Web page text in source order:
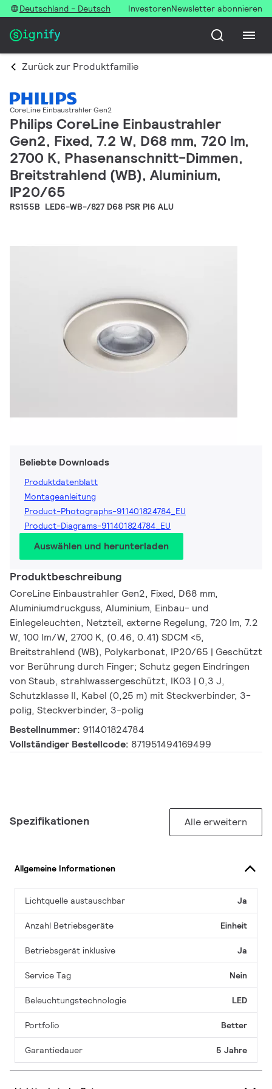
Deutschland - Deutsch InvestorenNewsletter abonnieren
Zurück zur Produktfamilie
CoreLine Einbaustrahler Gen2
Philips CoreLine Einbaustrahler
Gen2, Fixed, 7.2 W, D68 mm, 720 lm,
2700 K, Phasenanschnitt-Dimmen,
Breitstrahlend (WB), Aluminium,
IP20/65
RS155B LED6-WB-/827 D68 PSR PI6 ALU
Beliebte Downloads
Produktdatenblatt
Montageanleitung
Product-Photographs-911401824784_EU
Product-Diagrams-911401824784_EU
Auswählen und herunterladen
Produktbeschreibung
CoreLine Einbaustrahler Gen2, Fixed, D68 mm,
Aluminiumdruckguss, Aluminium, Einbau- und
Einlegeleuchten, Netzteil, externe Regelung, 720 lm, 7.2
W, 100 lm/W, 2700 K, (0.46, 0.41) SDCM <5,
Breitstrahlend (WB), Polykarbonat, IP20/65 | Geschützt
vor Berührung durch Finger; Schutz gegen Eindringen
von Staub, strahlwassergeschützt, IK03 | 0,3 J,
Schutzklasse II, Kabel (0,25 m) mit Steckverbinder, 3-
polig, Steckverbinder, 3-polig
Bestellnummer: 911401824784
Vollständiger Bestellcode: 871951494169499
Spezifikationen Alle erweitern
Allgemeine Informationen
Lichtquelle austauschbar Ja
Anzahl Betriebsgeräte Einheit
Betriebsgerät inklusive Ja
Service Tag Nein
Beleuchtungstechnologie LED
Portfolio Better
Garantiedauer 5 Jahre